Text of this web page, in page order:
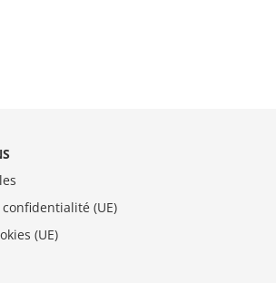
(UE)
(UE)